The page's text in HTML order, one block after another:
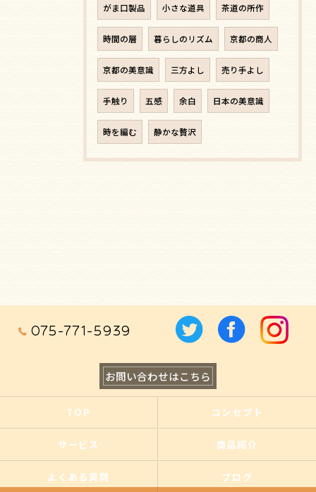
がま口製品 小さな道具 茶道の所作
時間の層 暮らしのリズム 京都の商人
京都の美意識 三方よし 売り手よし
手触り 五感 余白 日本の美意識
時を編む 静かな贅沢
075-771-5939
お問い合わせはこちら
TOP コンセプト
サービス 商品紹介
よくある質問 ブログ